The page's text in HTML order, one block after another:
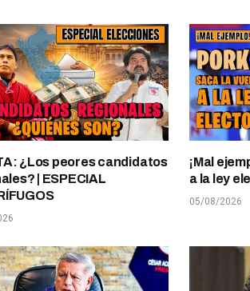
¿Los peores candidatos
| ESPECIAL
¡Mal
a la ley
05/08/2026